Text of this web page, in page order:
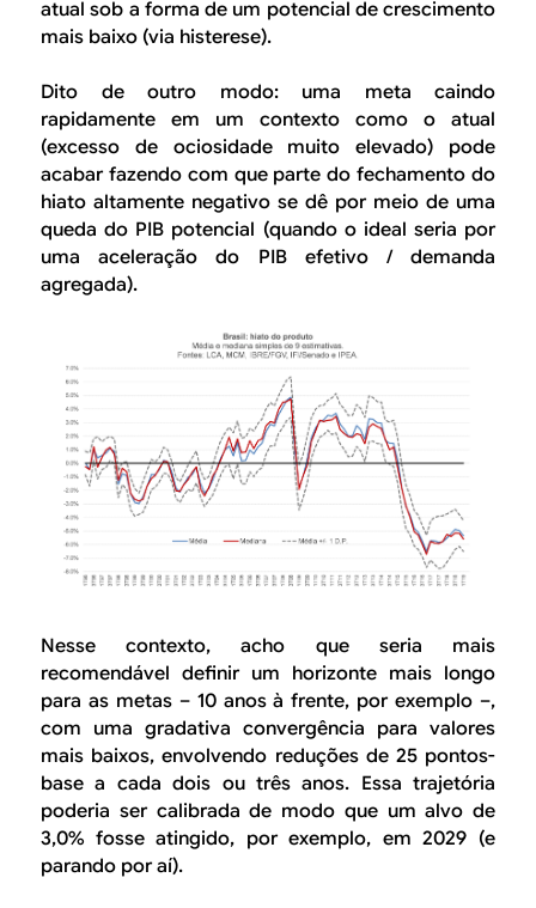
atual sob a forma de um potencial de crescimento
mais baixo (via histerese).
Dito de outro modo: uma meta caindo
rapidamente em um contexto como o atual
(excesso de ociosidade muito elevado) pode
acabar fazendo com que parte do fechamento do
hiato altamente negativo se dê por meio de uma
queda do PIB potencial (quando o ideal seria por
uma aceleração do PIB efetivo / demanda
agregada).
Nesse contexto, acho que seria mais
recomendável definir um horizonte mais longo
para as metas – 10 anos à frente, por exemplo –,
com uma gradativa convergência para valores
mais baixos, envolvendo reduções de 25 pontos-
base a cada dois ou três anos. Essa trajetória
poderia ser calibrada de modo que um alvo de
3,0% fosse atingido, por exemplo, em 2029 (e
parando por aí).